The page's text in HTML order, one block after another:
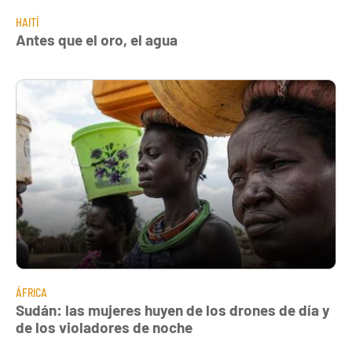
HAITÍ
Antes que el oro, el agua
ÁFRICA
Sudán: las mujeres huyen de los drones de día y
de los violadores de noche